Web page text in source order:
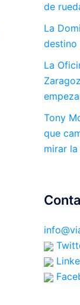
de
La
destino
La
Tony
que
mirar